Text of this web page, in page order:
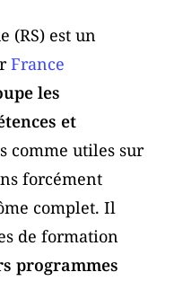
(RS) est un
France
les
et
comme utiles sur
forcément
complet. Il
de formation
programmes